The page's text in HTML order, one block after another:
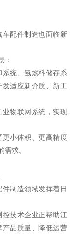
车配件制造也面临新
：
统、氢燃料储存系
适应新介质、新工
业物联网系统，实现
更小体积、更高精度
需求。
制造领域发挥着日
技术企业正帮助江
产品质量、降低运营